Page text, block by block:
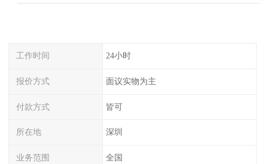
工作时间 24小时
报价方式 面议实物为主
付款方式 皆可
所在地 深圳
业务范围 全国